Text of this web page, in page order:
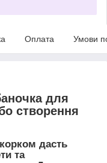
Оплата Умови
для
створення
дасть
та